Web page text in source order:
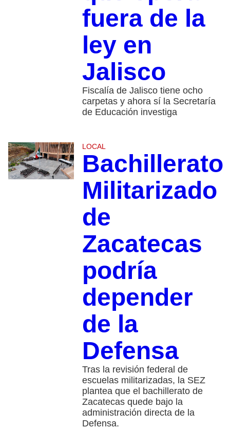
fuera de la
ley en
Jalisco
Fiscalía de Jalisco tiene ocho
carpetas y ahora sí la Secretaría
de Educación investiga
LOCAL
Bachillerato
Militarizado
de
Zacatecas
podría
depender
de la
Defensa
Tras la revisión federal de
escuelas militarizadas, la SEZ
plantea que el bachillerato de
Zacatecas quede bajo la
administración directa de la
Defensa.